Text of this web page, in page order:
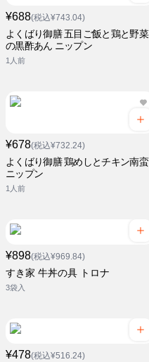
¥688(税込¥743.04)
よくばり御膳 五目ご飯と鶏と野菜
の黒酢あん ニップン
1人前
¥678(税込¥732.24)
よくばり御膳 鶏めしとチキン南蛮
ニップン
1人前
¥898(税込¥969.84)
すき家 牛丼の具 トロナ
3袋入
¥478(税込¥516.24)